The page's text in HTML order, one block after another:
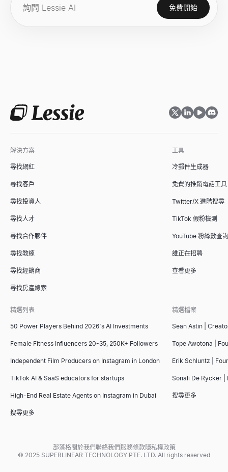
職位描述生成器
只需職位名稱和幾個細節，即可在幾秒鐘內生成完整、包容的職
查看 →
根據職位描述、資歷和部門，在幾秒鐘內生成標準、市場認可的職
查看→
面試問題生成器
在幾秒鐘內為任何職位和面試類型生成量身定制的面試問題，每
查看→
推薦信產生器
複製 4 份免費員工推薦信範本 — 來自經理、同事和實習生 — 或
查看→
AI 履歷篩選器
查看→
面試評分卡範本
複製免費面試評分卡範本 — 通用、軟體工程師和銷售範例 — 或
成長率計算器
免費成長率計算器。從初始值和最終值計算簡單成長率和 CAGR
查看 →
使用自下而上和自上而下的方法計算 TAM、SAM 和 SOM。面向
查看→
ICP 適配評分器
根據理想客戶畫像為 B2B 客戶評分。免費 ICP 評分模型，提供即
查看→
銷售簡報大綱生成器
使用我們的免費AI工具即時生成制勝的銷售簡報大綱。在幾秒鐘
查看→
競爭對手比較工具
查看→
免費發票生成器
免費線上建立專業發票。填寫您的詳細資料，新增項目，並即時
免費開始
解決方案
尋找網紅
尋找客戶
尋找投資人
尋找人才
尋找合作夥伴
尋找教練
尋找經銷商
尋找房產線索
工具
冷郵件生成器
免費的推銷電話工具
Twitter/X 進階搜尋
TikTok 假粉檢測
YouTube 粉絲數查詢
誰正在招聘
查看更多
精選列表
50 Power Players Behind 2026's AI Investments
Female Fitness Influencers 20-35, 250K+ Followers
Independent Film Producers on Instagram in London
TikTok AI & SaaS educators for startups
High-End Real Estate Agents on Instagram in Dubai
搜尋更多
精選檔案
Sean Astin |
Tope Awotona |
Erik Schluntz |
Sonali De Rycker |
搜尋更多
部落格關於我們聯絡我們服務條款隱私權政策
© 2025 SUPERLINEAR TECHNOLOGY PTE. LTD. All rights reserved